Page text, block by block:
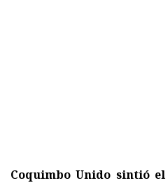
Coquimbo Unido sintió